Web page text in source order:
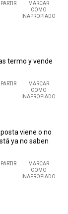
MARCAR
COMO
INAPROPIADO
termo y vende
MARCAR
COMO
INAPROPIADO
viene o no
ya no saben
MARCAR
COMO
INAPROPIADO